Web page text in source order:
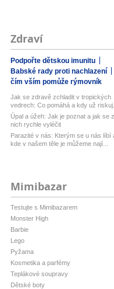
Zdraví
Podpořte dětskou imunitu
Babské rady proti nachlazení
čím vším pomůže rýmovník
Jak se zdravě zchladit v tropických
vedrech: Co pomáhá a kdy už riskuj...
Úpal a úžeh: Jak je poznat a jak se z
nich rychle vyléčit
Parazité v nás: Kterým se u nás líbí
kde v našem těle je můžeme nají...
Mimibazar
Testujte s Mimibazarem
Monster High
Barbie
Lego
Pyžama
Kosmetika a parfémy
Teplákové soupravy
Dětské boty